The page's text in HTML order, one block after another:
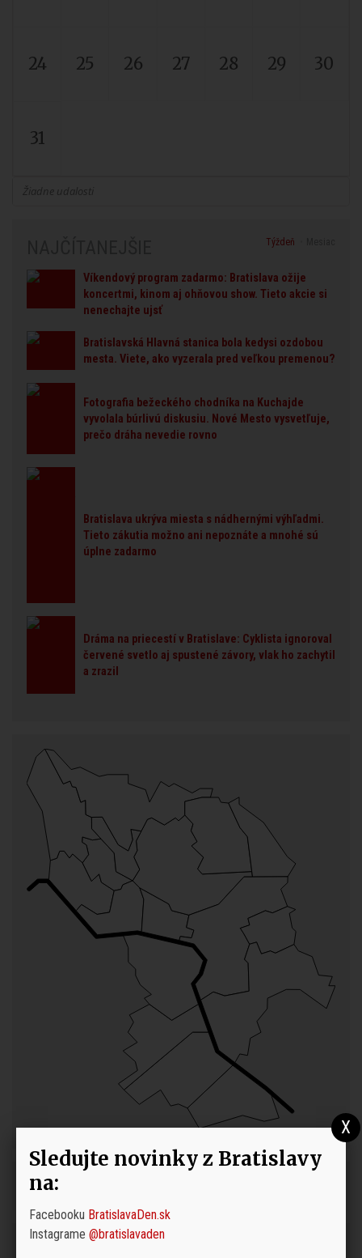
24 25 26 27 28 29 30
31
Žiadne udalosti
Týždeň
Víkendový program zadarmo: Bratislava ožije
koncertmi, kinom aj ohňovou show. Tieto akcie si
nenechajte ujsť
Bratislavská Hlavná stanica bola kedysi ozdobou
mesta. Viete, ako vyzerala pred veľkou premenou?
Fotografia bežeckého chodníka na Kuchajde
vyvolala búrlivú diskusiu. Nové Mesto vysvetľuje,
prečo dráha nevedie rovno
Bratislava ukrýva miesta s nádhernými výhľadmi.
Tieto zákutia možno ani nepoznáte a mnohé sú
úplne zadarmo
Dráma na priecestí v Bratislave: Cyklista ignoroval
červené svetlo aj spustené závory, vlak ho zachytil
a zrazil
Sledujte novinky z Bratislavy
na:
Facebooku BratislavaDen.sk
Instagrame @bratislavaden